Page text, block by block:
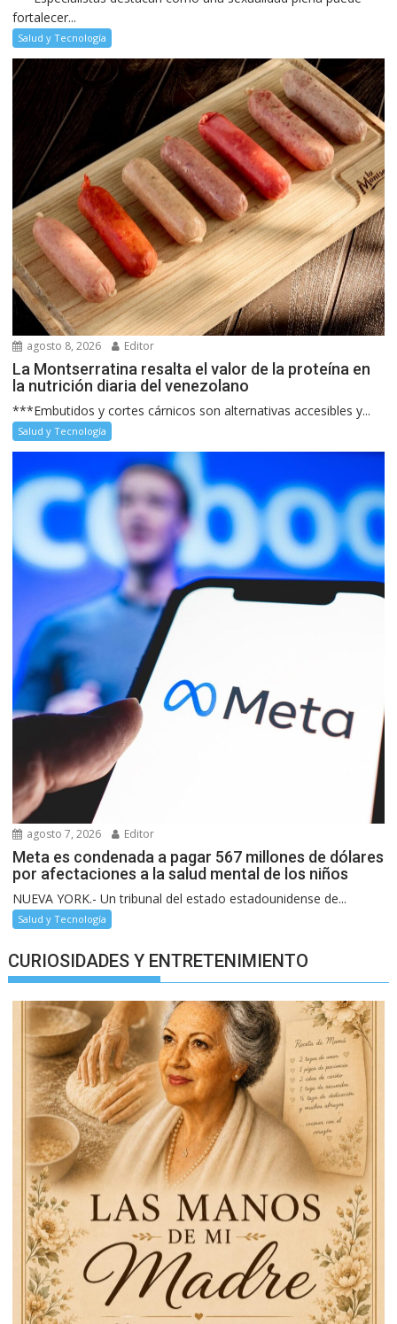
fortalecer...
Salud y Tecnología
agosto 8, 2026 Editor
La Montserratina resalta el valor de la proteína en
la nutrición diaria del venezolano
***Embutidos y cortes cárnicos son alternativas accesibles y...
Salud y Tecnología
agosto 7, 2026 Editor
Meta es condenada a pagar 567 millones de dólares
por afectaciones a la salud mental de los niños
NUEVA YORK.- Un tribunal del estado estadounidense de...
Salud y Tecnología
CURIOSIDADES Y ENTRETENIMIENTO